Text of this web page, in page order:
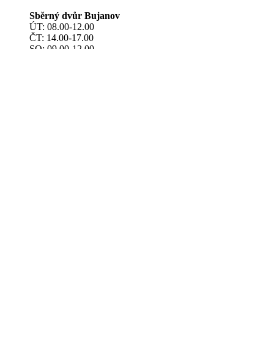
Sběrný dvůr Bujanov
ÚT: 08.00-12.00
ČT: 14.00-17.00
SO: 09.00-12.00